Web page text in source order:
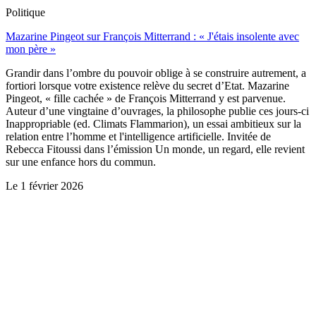
Politique
Mazarine Pingeot sur François Mitterrand : « J'étais insolente avec
mon père »
Grandir dans l’ombre du pouvoir oblige à se construire autrement, a
fortiori lorsque votre existence relève du secret d’Etat. Mazarine
Pingeot, « fille cachée » de François Mitterrand y est parvenue.
Auteur d’une vingtaine d’ouvrages, la philosophe publie ces jours-ci
Inappropriable (ed. Climats Flammarion), un essai ambitieux sur la
relation entre l’homme et l'intelligence artificielle. Invitée de
Rebecca Fitoussi dans l’émission Un monde, un regard, elle revient
sur une enfance hors du commun.
Le 1 février 2026